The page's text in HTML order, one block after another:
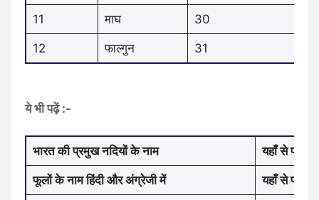
11 माघ 30
12 फाल्गुन 31
ये भी पढ़ें :-
भारत की प्रमुख नदियों के नाम यहाँ से पढ़ें
फूलों के नाम हिंदी और अंग्रेजी में यहाँ से पढ़ें